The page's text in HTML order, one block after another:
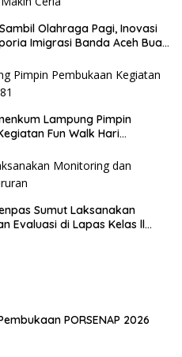
Olahraga Pagi, Inovasi
Imigrasi Banda Aceh Buat
Lampung Pimpin
Fun Walk Hari
Sumut Laksanakan
Evaluasi di Lapas Kelas ll
PORSENAP 2026